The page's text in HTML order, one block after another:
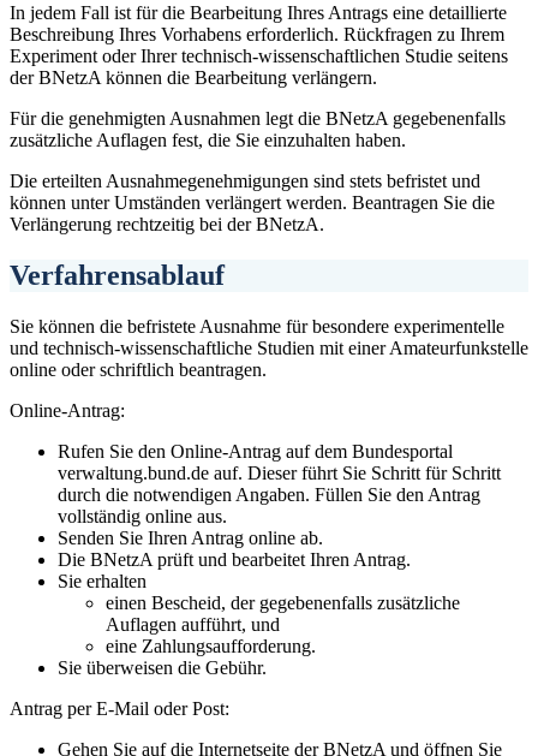
In jedem Fall ist für die Bearbeitung Ihres Antrags eine detaillierte
Beschreibung Ihres Vorhabens erforderlich. Rückfragen zu Ihrem
Experiment oder Ihrer technisch-wissenschaftlichen Studie seitens
der BNetzA können die Bearbeitung verlängern.
Für die genehmigten Ausnahmen legt die BNetzA gegebenenfalls
zusätzliche Auflagen fest, die Sie einzuhalten haben.
Die erteilten Ausnahmegenehmigungen sind stets befristet und
können unter Umständen verlängert werden. Beantragen Sie die
Verlängerung rechtzeitig bei der BNetzA.
Verfahrensablauf
Sie können die befristete Ausnahme für besondere experimentelle
und technisch-wissenschaftliche Studien mit einer Amateurfunkstelle
online oder schriftlich beantragen.
Online-Antrag:
Rufen Sie den Online-Antrag auf dem Bundesportal
verwaltung.bund.de auf. Dieser führt Sie Schritt für Schritt
durch die notwendigen Angaben. Füllen Sie den Antrag
vollständig online aus.
Senden Sie Ihren Antrag online ab.
Die BNetzA prüft und bearbeitet Ihren Antrag.
Sie erhalten
einen Bescheid, der gegebenenfalls zusätzliche
Auflagen aufführt, und
eine Zahlungsaufforderung.
Sie überweisen die Gebühr.
Antrag per E-Mail oder Post:
Gehen Sie auf die Internetseite der BNetzA und öffnen Sie